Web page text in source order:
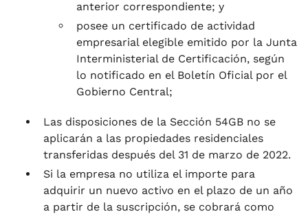
anterior correspondiente; y
posee un certificado de actividad
empresarial elegible emitido por la Junta
Interministerial de Certificación, según
lo notificado en el Boletín Oficial por el
Gobierno Central;
Las disposiciones de la Sección 54GB no se
aplicarán a las propiedades residenciales
transferidas después del 31 de marzo de 2022.
Si la empresa no utiliza el importe para
adquirir un nuevo activo en el plazo de un año
a partir de la suscripción, se cobrará como